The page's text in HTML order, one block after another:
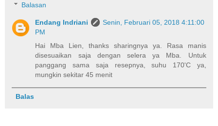
Balasan
Endang Indriani
Senin, Februari 05, 2018 4:11:00
PM
Hai Mba Lien, thanks sharingnya ya. Rasa manis
disesuaikan saja dengan selera ya Mba. Untuk
panggang sama saja resepnya, suhu 170'C ya,
mungkin sekitar 45 menit
Balas